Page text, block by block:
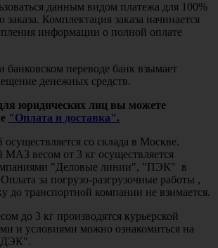
данным видом платежа для 100%
Комплектация заказа начинается
информации о полной оплате
переводе банк взымает
денежных средств.
юридических лиц вы можете
"Оплата и доставка".
осуществляется со склада в Москве.
МАЗ весом от 3 кг осуществляется
"Деловые линии", "ПЭК" в
за погрузо-разгрузочные работы ,
до транспортной компании не взимается.
до 3 кг производятся курьерской
и условиями можно ознакомиться на